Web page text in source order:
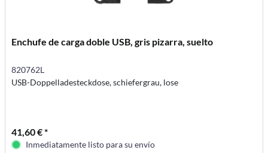
Enchufe de carga doble USB, gris pizarra, suelto
820762L
USB-Doppelladesteckdose, schiefergrau, lose
41,60 € *
Inmediatamente listo para su envío